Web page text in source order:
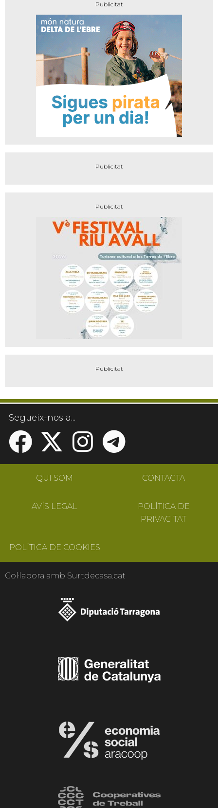
Segueix-nos a...
QUI SOM CONTACTA
AVÍS LEGAL
POLÍTICA DE
PRIVACITAT
POLÍTICA DE COOKIES
Col·labora amb Surtdecasa.cat